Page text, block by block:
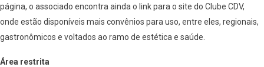
página, o associado encontra ainda o link para o site do Clube CDV,
onde estão disponíveis mais convênios para uso, entre eles, regionais,
gastronômicos e voltados ao ramo de estética e saúde.
Área restrita